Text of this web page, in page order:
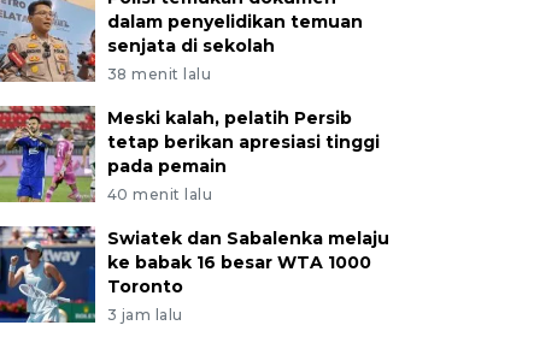
dalam penyelidikan temuan
senjata di sekolah
38 menit lalu
Meski kalah, pelatih Persib
tetap berikan apresiasi tinggi
pada pemain
40 menit lalu
Swiatek dan Sabalenka melaju
ke babak 16 besar WTA 1000
Toronto
3 jam lalu